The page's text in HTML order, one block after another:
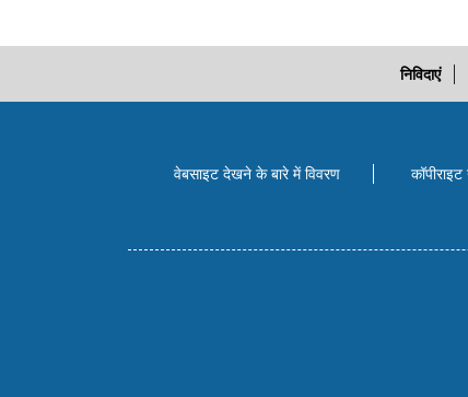
निविदाएं
वेबसाइट देखने के बारे में विवरण कॉपीराइट